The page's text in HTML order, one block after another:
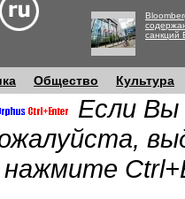
санкций
Общество Культура
Если Вы
нажмите